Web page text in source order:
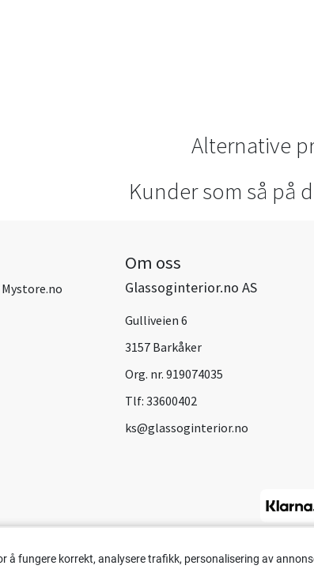
Alternative
Kunder som så på
å fungere korrekt, analysere trafikk, personalisering av
Mystore.no
Om oss
Glassoginterior.no AS
Gulliveien 6
3157 Barkåker
Org. nr. 919074035
Tlf: 33600402
ks@glassoginterior.no